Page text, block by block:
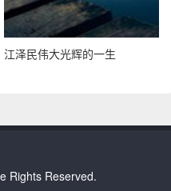
江泽民伟大光辉的一生
Rights Reserved.